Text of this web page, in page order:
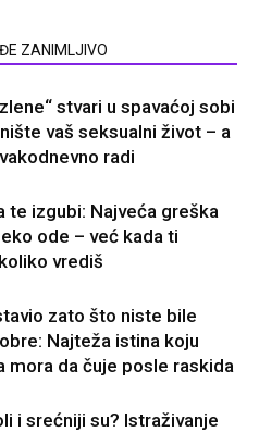
ZANIMLJIVO
stvari u spavaćoj sobi
vaš seksualni život – a
radi
te izgubi: Najveća greška
ode – već kada ti
vrediš
zato što niste bile
Najteža istina koju
mora da čuje posle raskida
i srećniji su? Istraživanje